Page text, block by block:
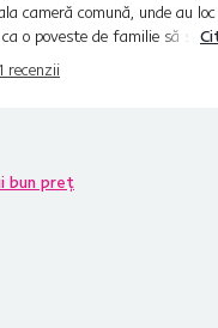
recenzii
cameră comună, unde au
o poveste de familie să se
un mediu plăcut,...
bun preț